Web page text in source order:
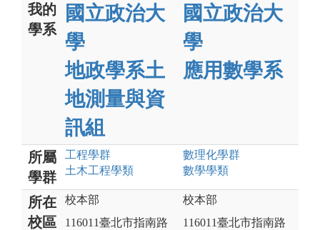
我的
學系
國立政治大
學
地政學系土
地測量與資
訊組
國立政治大
學
應用數學系
所屬
學群
工程學群
土木工程學類
數理化學群
數學學類
所在
校區
校本部
116011臺北市指南路
校本部
116011臺北市指南路